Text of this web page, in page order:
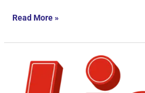
Read More »
Happy